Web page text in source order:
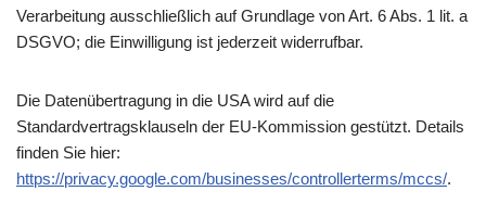
Verarbeitung ausschließlich auf Grundlage von Art. 6 Abs. 1 lit. a
DSGVO; die Einwilligung ist jederzeit widerrufbar.
Die Datenübertragung in die USA wird auf die
Standardvertragsklauseln der EU-Kommission gestützt. Details
finden Sie hier:
https://privacy.google.com/businesses/controllerterms/mccs/.